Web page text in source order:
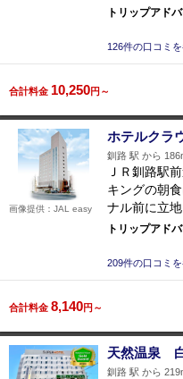
トリップアド
126件の口コミ
合計料金 10,250円～
ホテルクラ
釧路 駅 から
ＪＲ釧路駅
キングの朝
ナル前に立
トリップアド
209件の口コミ
画像提供：JAL easy
合計料金 8,140円～
天然温泉
釧路 駅 から